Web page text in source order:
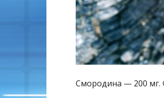
Смородина — 200 мг.